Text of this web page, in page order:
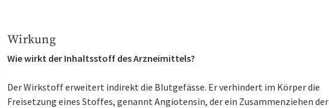
Wirkung
Wie wirkt der Inhaltsstoff des Arzneimittels?
Der Wirkstoff erweitert indirekt die Blutgefässe. Er verhindert im Körper die
Freisetzung eines Stoffes, genannt Angiotensin, der ein Zusammenziehen der